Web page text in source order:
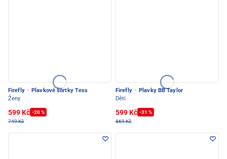
Firefly · Plavkové šortky Tess
Ženy
599 Kč -20 %
749 Kč
Firefly · Plavky BB Taylor
Děti
599 Kč -31 %
869 Kč